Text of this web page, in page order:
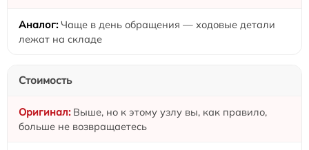
Чаще в день обращения — ходовые детали
лежат на складе
Стоимость
Выше, но к этому узлу вы, как правило,
больше не возвращаетесь